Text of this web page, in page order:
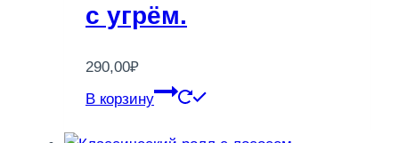
с угрём.
290,00₽
В корзину